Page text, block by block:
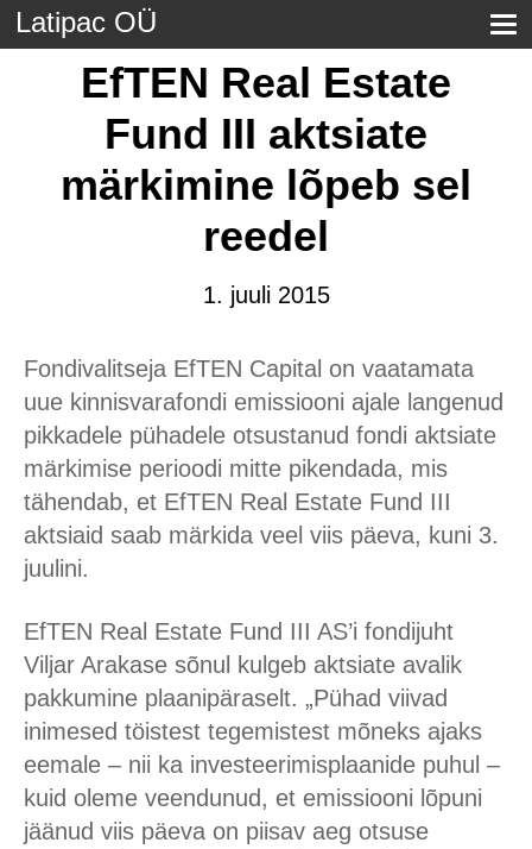
Latipac OÜ
EfTEN Real Estate
Fund III aktsiate
märkimine lõpeb sel
reedel
1. juuli 2015
Fondivalitseja EfTEN Capital on vaatamata
uue kinnisvarafondi emissiooni ajale langenud
pikkadele pühadele otsustanud fondi aktsiate
märkimise perioodi mitte pikendada, mis
tähendab, et EfTEN Real Estate Fund III
aktsiaid saab märkida veel viis päeva, kuni 3.
juulini.
EfTEN Real Estate Fund III AS’i fondijuht
Viljar Arakase sõnul kulgeb aktsiate avalik
pakkumine plaanipäraselt. „Pühad viivad
inimesed töistest tegemistest mõneks ajaks
eemale – nii ka investeerimisplaanide puhul –
kuid oleme veendunud, et emissiooni lõpuni
jäänud viis päeva on piisav aeg otsuse